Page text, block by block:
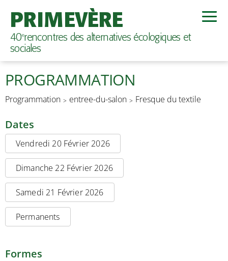
PRIMEVÈRE
40erencontres des alternatives écologiques et
sociales
PROGRAMMATION
Programmation entree-du-salon Fresque du textile
Dates
Vendredi 20 Février 2026
Dimanche 22 Février 2026
Samedi 21 Février 2026
Permanents
Formes